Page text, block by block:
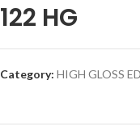
122 HG
Category: HIGH GLOSS